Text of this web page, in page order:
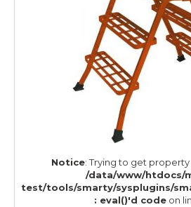
Notice: Trying to get
/data/www/htdocs/
test/tools/smarty/sysplugins/
: eval()'d code on